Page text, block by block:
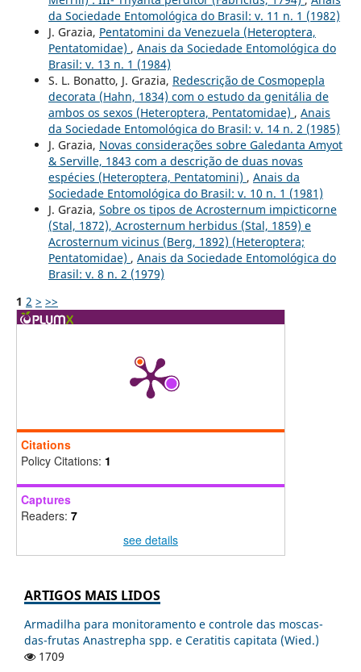
da Sociedade Entomológica do Brasil: v. 11 n. 1 (1982)
J. Grazia, Pentatomini da Venezuela (Heteroptera,
Pentatomidae) , Anais da Sociedade Entomológica do
Brasil: v. 13 n. 1 (1984)
S. L. Bonatto, J. Grazia, Redescrição de Cosmopepla
decorata (Hahn, 1834) com o estudo da genitália de
ambos os sexos (Heteroptera, Pentatomidae) , Anais
da Sociedade Entomológica do Brasil: v. 14 n. 2 (1985)
J. Grazia, Novas considerações sobre Galedanta Amyot
& Serville, 1843 com a descrição de duas novas
espécies (Heteroptera, Pentatomini) , Anais da
Sociedade Entomológica do Brasil: v. 10 n. 1 (1981)
J. Grazia, Sobre os tipos de Acrosternum impicticorne
(Stal, 1872), Acrosternum herbidus (Stal, 1859) e
Acrosternum vicinus (Berg, 1892) (Heteroptera;
Pentatomidae) , Anais da Sociedade Entomológica do
Brasil: v. 8 n. 2 (1979)
1 2 > >>
Citations
Policy Citations: 1
Captures
Readers: 7
see details
ARTIGOS MAIS LIDOS
Armadilha para monitoramento e controle das moscas-
das-frutas Anastrepha spp. e Ceratitis capitata (Wied.)
1709